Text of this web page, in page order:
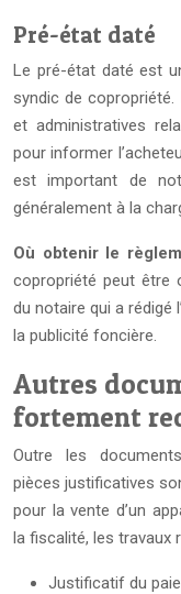
Pré-état daté
Le pré-état daté est
syndic de
et administratives
pour informer
est important de
généralement à la
Où obtenir le
copropriété peut être
du notaire qui a rédigé
la publicité foncière.
Autres
fortement
Outre les
pièces justificatives
pour la vente d’un
la fiscalité, les travaux
Justificatif du